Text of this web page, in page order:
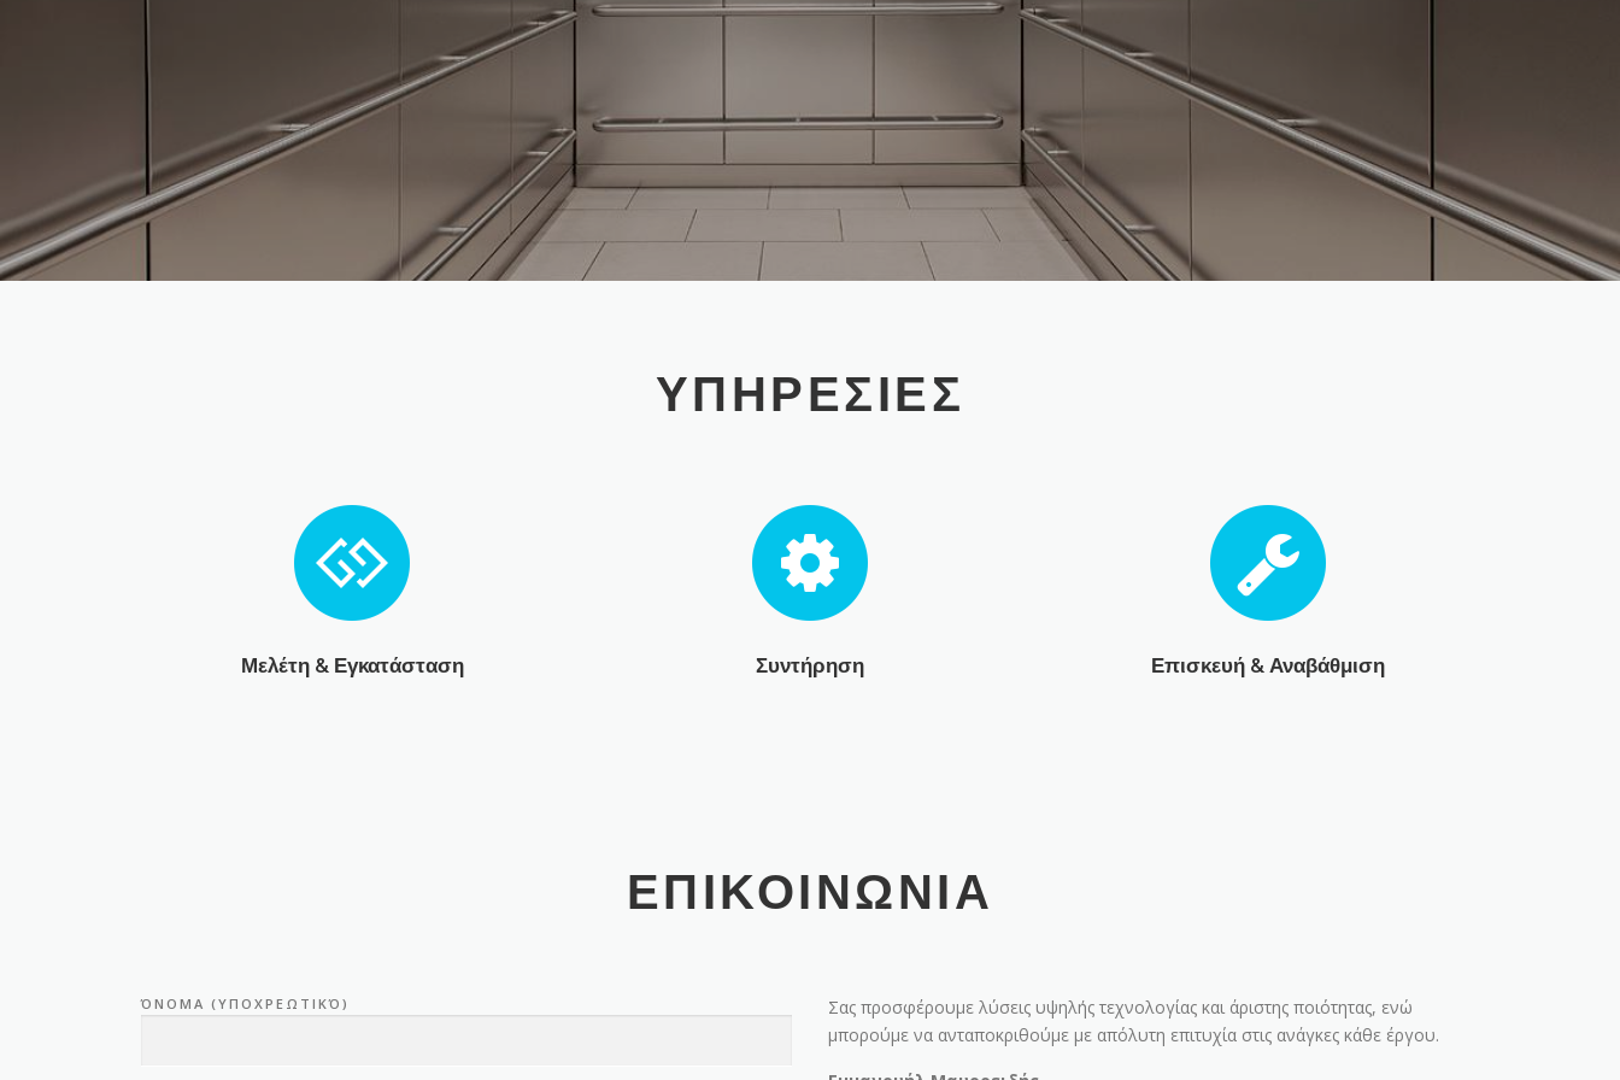
ΥΠΗΡΕΣΙΕΣ
Μελέτη & Εγκατάσταση Συντήρηση Επισκευή & Αναβάθμιση
ΕΠΙΚΟΙΝΩΝΙΑ
ΌΝΟΜΑ (ΥΠΟΧΡΕΩΤΙΚΌ)
Σας προσφέρουμε λύσεις υψηλής τεχνολογίας και άριστης ποιότητας, ενώ
μπορούμε να ανταποκριθούμε με απόλυτη επιτυχία στις ανάγκες κάθε έργου.